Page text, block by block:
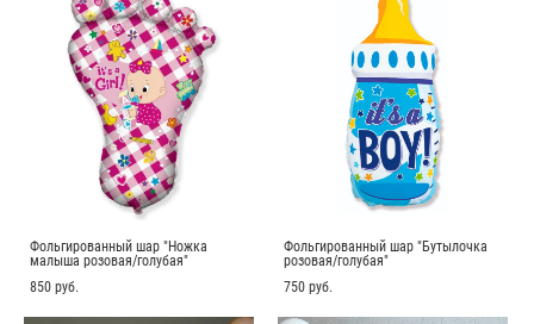
Фольгированный шар "Ножка
малыша розовая/голубая"
850 pуб.
Фольгированный шар "Бутылочка
розовая/голубая"
750 pуб.